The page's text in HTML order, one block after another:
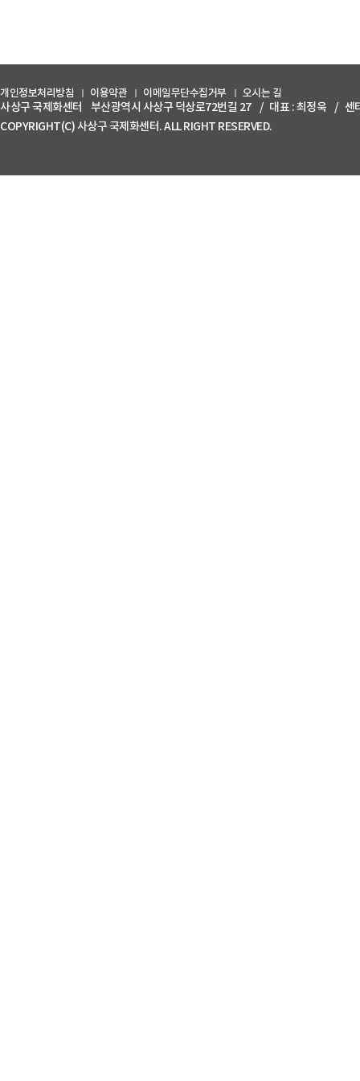
개인정보처리방침 이용약관 이메일무단수집거부 오시는 길
사상구 국제화센터 부산광역시 사상구 덕상로72번길 27 / 대표 : 최정욱 / 센
COPYRIGHT(C) 사상구 국제화센터. ALL RIGHT RESERVED.